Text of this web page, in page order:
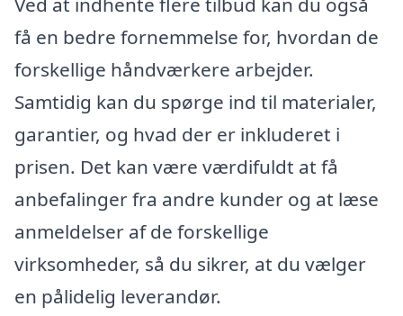
få en bedre fornemmelse for, hvordan de
forskellige håndværkere arbejder.
Samtidig kan du spørge ind til materialer,
garantier, og hvad der er inkluderet i
prisen. Det kan være værdifuldt at få
anbefalinger fra andre kunder og at læse
anmeldelser af de forskellige
virksomheder, så du sikrer, at du vælger
en pålidelig leverandør.